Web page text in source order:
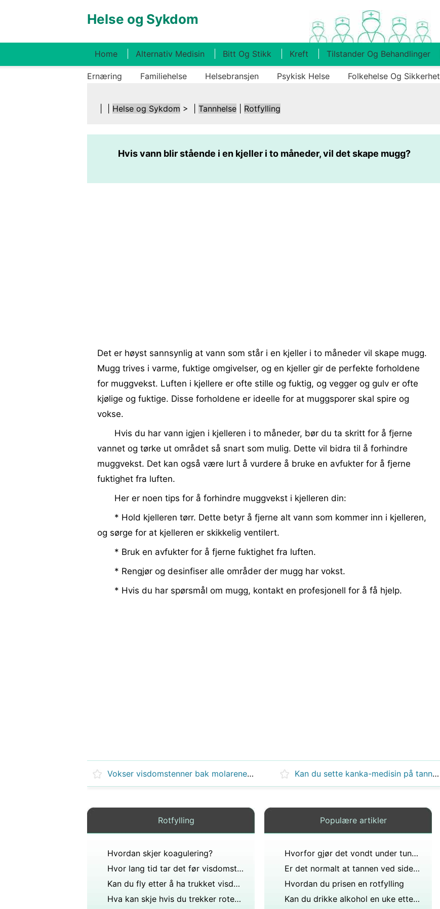
Helse og Sykdom
Home Alternativ Medisin Bitt Og Stikk Kreft Tilstander Og Behandlinger
Ernæring Familiehelse Helsebransjen Psykisk Helse Folkehelse Og Sikkerhet
Helse og Sykdom > | Tannhelse Rotfylling
Hvis vann blir stående i en kjeller i to måneder, vil det skape mugg?
Det er høyst sannsynlig at vann som står i en kjeller i to måneder vil skape mugg.
Mugg trives i varme, fuktige omgivelser, og en kjeller gir de perfekte forholdene
for muggvekst. Luften i kjellere er ofte stille og fuktig, og vegger og gulv er ofte
kjølige og fuktige. Disse forholdene er ideelle for at muggsporer skal spire og
vokse.
Hvis du har vann igjen i kjelleren i to måneder, bør du ta skritt for å fjerne
vannet og tørke ut området så snart som mulig. Dette vil bidra til å forhindre
muggvekst. Det kan også være lurt å vurdere å bruke en avfukter for å fjerne
fuktighet fra luften.
Her er noen tips for å forhindre muggvekst i kjelleren din:
* Hold kjelleren tørr. Dette betyr å fjerne alt vann som kommer inn i kjelleren,
og sørge for at kjelleren er skikkelig ventilert.
* Bruk en avfukter for å fjerne fuktighet fra luften.
* Rengjør og desinfiser alle områder der mugg har vokst.
* Hvis du har spørsmål om mugg, kontakt en profesjonell for å få hjelp.
Vokser visdomstenner bak molarene dine? Kan du sette kanka-medisin på tannkjøttet etter å ha fjernet visdomstennene?
Rotfylling
Hvordan skjer koagulering?
Hvor lang tid tar det før visdomstennene har krenget?
Kan du fly etter å ha trukket visdomstennene dine?
Hva kan skje hvis du trekker roten til en utfallen tann med en tang?
Populære artikler
Hvorfor gjør det vondt under tungen etter rotfylling?
Er det normalt at tannen ved siden av deg har trukket begynner å gjøre vondt?
Hvordan du prisen en rotfylling
Kan du drikke alkohol en uke etter at du har fått alle fire visdomstennene trukket?